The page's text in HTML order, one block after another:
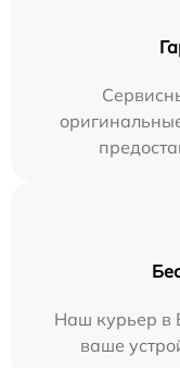
Наш курьер в
ваше